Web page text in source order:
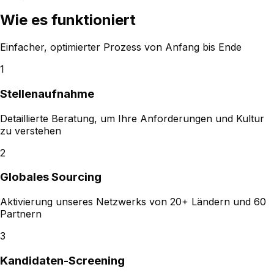
Wie es funktioniert
Einfacher, optimierter Prozess von Anfang bis Ende
1
Stellenaufnahme
Detaillierte Beratung, um Ihre Anforderungen und Kultur
zu verstehen
2
Globales Sourcing
Aktivierung unseres Netzwerks von 20+ Ländern und 60
Partnern
3
Kandidaten-Screening